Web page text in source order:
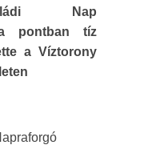
Nap
pontban tíz
a Víztorony